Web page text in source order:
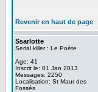
Revenir en haut de page
Ssarlotte
Serial killer : Le Poète
Age: 41
Inscrit le: 01 Jan 2013
Messages: 2250
Localisation: St Maur des
Fossés